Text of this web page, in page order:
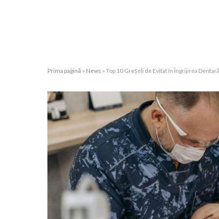
Prima pagină » News » Top 10 Greșeli de Evitat în Îngrijirea